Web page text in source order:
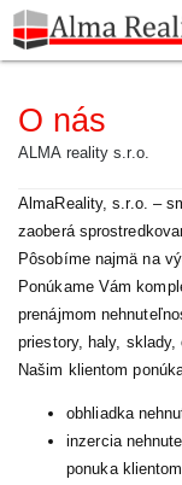
O nás
ALMA reality s.r.o.
AlmaReality, s.r.o. –
zaoberá
Pôsobíme najmä na
Ponúkame Vám
prenájmom
priestory, haly, sklady,
Našim klientom
obhliadka
inzercia
ponuka